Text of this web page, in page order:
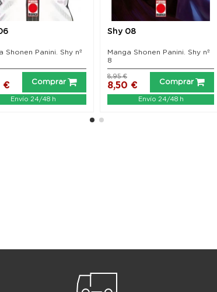
Shonen Panini. Shy nº
€ Comprar
Envío 24/48 h
Shy 08
Manga Shonen Panini. Shy nº
8
8,50 €
8,95 €
Comprar
Envío 24/48 h